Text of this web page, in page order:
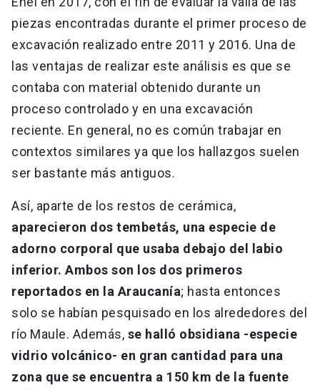
piezas encontradas durante el primer proceso de
excavación realizado entre 2011 y 2016. Una de
las ventajas de realizar este análisis es que se
contaba con material obtenido durante un
proceso controlado y en una excavación
reciente. En general, no es común trabajar en
contextos similares ya que los hallazgos suelen
ser bastante más antiguos.
Así, aparte de los restos de cerámica,
aparecieron dos tembetás, una especie de
adorno corporal que usaba debajo del labio
inferior. Ambos son los dos primeros
reportados en la Araucanía; hasta entonces
solo se habían pesquisado en los alrededores del
río Maule. Además, se halló obsidiana -especie
vidrio volcánico- en gran cantidad para una
zona que se encuentra a 150 km de la fuente